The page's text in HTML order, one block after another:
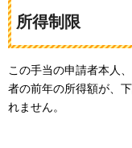
所得制限
この手当の申請者本人
者の前年の所得額が、
れません。